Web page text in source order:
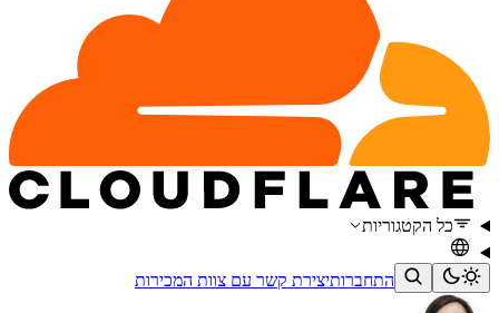
כל הקטגוריות
התחברותיצירת קשר עם צוות המכירות